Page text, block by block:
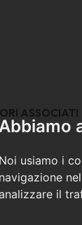
Noi usiamo i
navigazione
il
ASSOCIATI